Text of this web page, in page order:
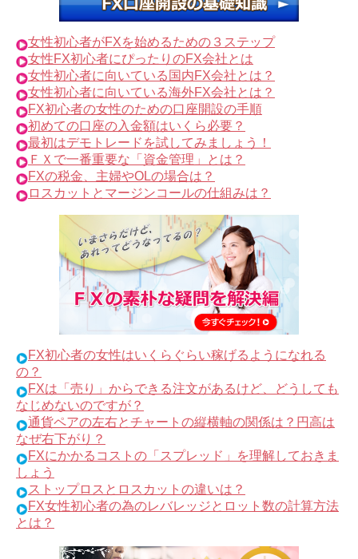
女性初心者がFXを始めるための３ステップ
女性FX初心者にぴったりのFX会社とは
女性初心者に向いている国内FX会社とは？
女性初心者に向いている海外FX会社とは？
FX初心者の女性のための口座開設の手順
初めての口座の入金額はいくら必要？
最初はデモトレードを試してみましょう！
ＦＸで一番重要な「資金管理」とは？
FXの税金、主婦やOLの場合は？
ロスカットとマージンコールの仕組みは？
FX初心者の女性はいくらぐらい稼げるようになれる
の？
FXは「売り」からできる注文があるけど、どうしても
なじめないのですが？
通貨ペアの左右とチャートの縦横軸の関係は？円高は
なぜ右下がり？
FXにかかるコストの「スプレッド」を理解しておきま
しょう
ストップロスとロスカットの違いは？
FX女性初心者の為のレバレッジとロット数の計算方法
とは？